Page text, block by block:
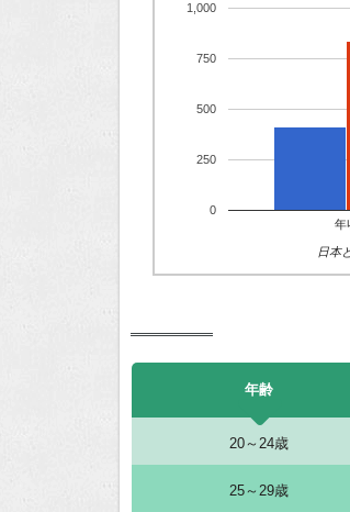
年
0
250
500
750
1,000
日本
年齢
20～24歳
25～29歳